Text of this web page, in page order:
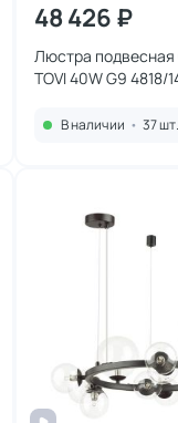
48 426 ₽
Люстра подвесная
TOVI 40W G9 4818/
В наличии • 37 шт.